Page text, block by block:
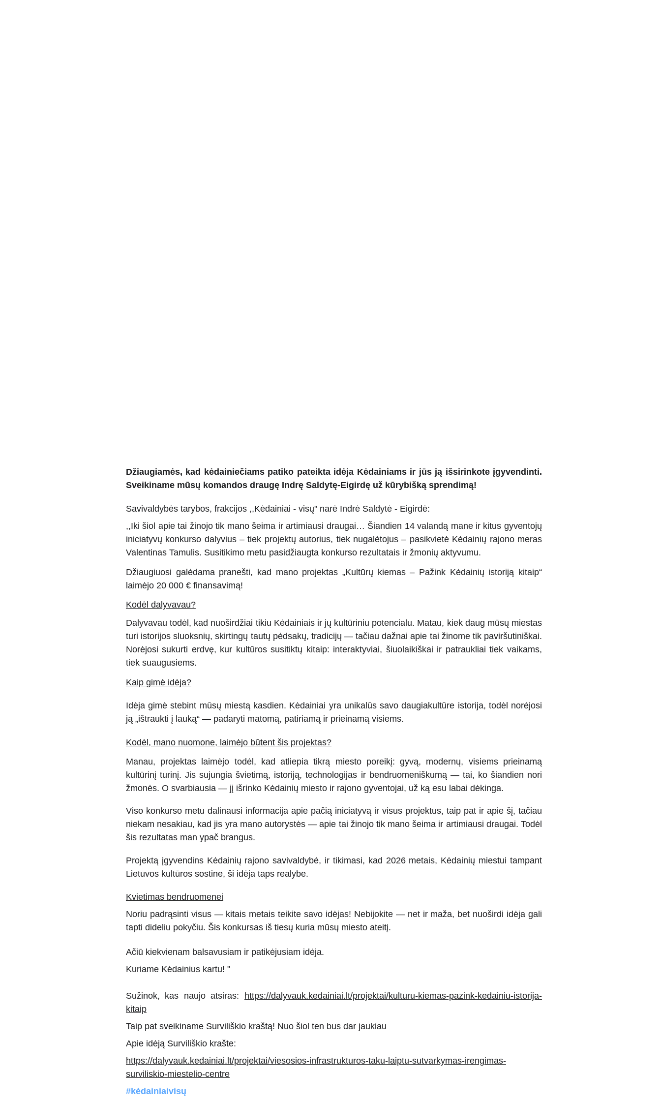
Džiaugiamės, kad kėdainiečiams patiko pateikta idėja Kėdainiams ir jūs ją išsirinkote įgyvendinti.
Sveikiname mūsų komandos draugę Indrę Saldytę-Eigirdę už kūrybišką sprendimą!
Savivaldybės tarybos, frakcijos ,,Kėdainiai - visų" narė Indrė Saldytė - Eigirdė:
,,Iki šiol apie tai žinojo tik mano šeima ir artimiausi draugai… Šiandien 14 valandą mane ir kitus gyventojų
iniciatyvų konkurso dalyvius – tiek projektų autorius, tiek nugalėtojus – pasikvietė Kėdainių rajono meras
Valentinas Tamulis. Susitikimo metu pasidžiaugta konkurso rezultatais ir žmonių aktyvumu.
Džiaugiuosi galėdama pranešti, kad mano projektas „Kultūrų kiemas – Pažink Kėdainių istoriją kitaip“
laimėjo 20 000 € finansavimą!
Kodėl dalyvavau?
Dalyvavau todėl, kad nuoširdžiai tikiu Kėdainiais ir jų kultūriniu potencialu. Matau, kiek daug mūsų miestas
turi istorijos sluoksnių, skirtingų tautų pėdsakų, tradicijų — tačiau dažnai apie tai žinome tik paviršutiniškai.
Norėjosi sukurti erdvę, kur kultūros susitiktų kitaip: interaktyviai, šiuolaikiškai ir patraukliai tiek vaikams,
tiek suaugusiems.
Kaip gimė idėja?
Idėja gimė stebint mūsų miestą kasdien. Kėdainiai yra unikalūs savo daugiakultūre istorija, todėl norėjosi
ją „ištraukti į lauką“ — padaryti matomą, patiriamą ir prieinamą visiems.
Kodėl, mano nuomone, laimėjo būtent šis projektas?
Manau, projektas laimėjo todėl, kad atliepia tikrą miesto poreikį: gyvą, modernų, visiems prieinamą
kultūrinį turinį. Jis sujungia švietimą, istoriją, technologijas ir bendruomeniškumą — tai, ko šiandien nori
žmonės. O svarbiausia — jį išrinko Kėdainių miesto ir rajono gyventojai, už ką esu labai dėkinga.
Viso konkurso metu dalinausi informacija apie pačią iniciatyvą ir visus projektus, taip pat ir apie šį, tačiau
niekam nesakiau, kad jis yra mano autorystės — apie tai žinojo tik mano šeima ir artimiausi draugai. Todėl
šis rezultatas man ypač brangus.
Projektą įgyvendins Kėdainių rajono savivaldybė, ir tikimasi, kad 2026 metais, Kėdainių miestui tampant
Lietuvos kultūros sostine, ši idėja taps realybe.
Kvietimas bendruomenei
Noriu padrąsinti visus — kitais metais teikite savo idėjas! Nebijokite — net ir maža, bet nuoširdi idėja gali
tapti dideliu pokyčiu. Šis konkursas iš tiesų kuria mūsų miesto ateitį.
Ačiū kiekvienam balsavusiam ir patikėjusiam idėja.
Kuriame Kėdainius kartu! "
Sužinok, kas naujo atsiras:
https://dalyvauk.kedainiai.lt/projektai/kulturu-kiemas-pazink-kedainiu-istorija-
kitaip
Taip pat sveikiname Surviliškio kraštą! Nuo šiol ten bus dar jaukiau
Apie idėją Surviliškio krašte:
https://dalyvauk.kedainiai.lt/projektai/viesosios-infrastrukturos-taku-laiptu-sutvarkymas-irengimas-
surviliskio-miestelio-centre
#kėdainiaivisų